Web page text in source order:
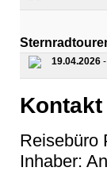
19.04.2026
Kontakt
Reisebüro
Inhaber: